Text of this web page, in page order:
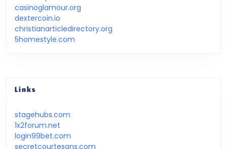
casinoglamour.org
dextercoin.io
christianarticledirectory.org
5homestyle.com
Links
stagehubs.com
1x2forum.net
login99bet.com
secretcourtesans.com